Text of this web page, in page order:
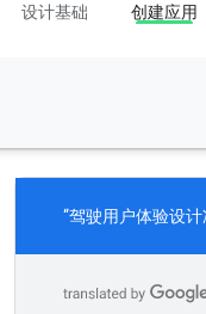
设计基础 创建应用
“驾驶用户体验设计